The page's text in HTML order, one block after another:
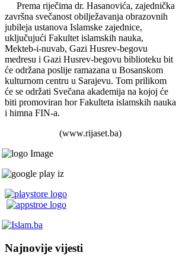
Prema riječima dr. Hasanovića, zajednička
završna svečanost obilježavanja obrazovnih
jubileja ustanova Islamske zajednice,
uključujući Fakultet islamskih nauka,
Mekteb-i-nuvab, Gazi Husrev-begovu
medresu i Gazi Husrev-begovu biblioteku bit
će održana poslije ramazana u Bosanskom
kulturnom centru u Sarajevu. Tom prilikom
će se održati Svečana akademija na kojoj će
biti promoviran hor Fakulteta islamskih nauka
i himna FIN-a.
(www.rijaset.ba)
Najnovije vijesti